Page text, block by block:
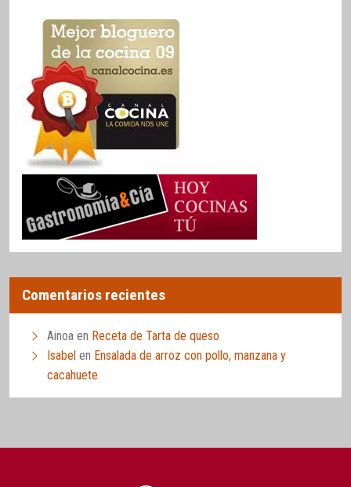
Comentarios recientes
Ainoa en Receta de Tarta de queso
Isabel en Ensalada de arroz con pollo, manzana y
cacahuete